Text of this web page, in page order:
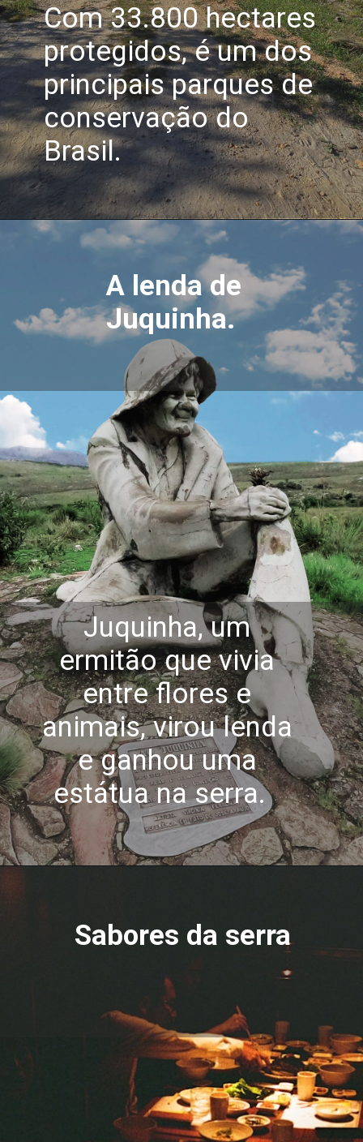
Com 33.800 hectares
protegidos, é um dos
principais parques de
conservação do
Brasil.
A lenda de
Juquinha.
Juquinha, um
ermitão que vivia
entre flores e
animais, virou lenda
e ganhou uma
estátua na serra.
Sabores da serra